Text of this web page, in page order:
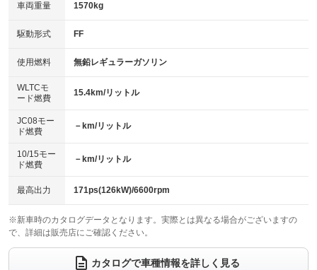
アイドリングストップ
：装備なし
USB入力端子
：装備なし
100V電源
：装備なし
センターデフロック
：装備なし
電動格納ミラー
：装備なし
キーレス
HID(キセノンライト)
：装備なし
バックカメラ
：装備あり
エアロ
：装備なし
：装備なし
パワーシート
ベンチシート
：装備なし
チップアップシート
：装備なし
：装備なし ：装備なし
ウォークスルー
：装備なし
電動リアゲート フロントカメラ
：装備なし
車両重量 1570kg
駆動形式 FF
使用燃料 無鉛レギュラーガソリン
WLTCモ
ード燃費
15.4km/リットル
JC08モー
ド燃費
－km/リットル
10/15モー
ド燃費
－km/リットル
最高出力 171ps(126kW)/6600rpm
※新車時のカタログデータとなります。実際とは異なる場合がございますの
で、詳細は販売店にご確認ください。
カタログで車種情報を詳しく見る